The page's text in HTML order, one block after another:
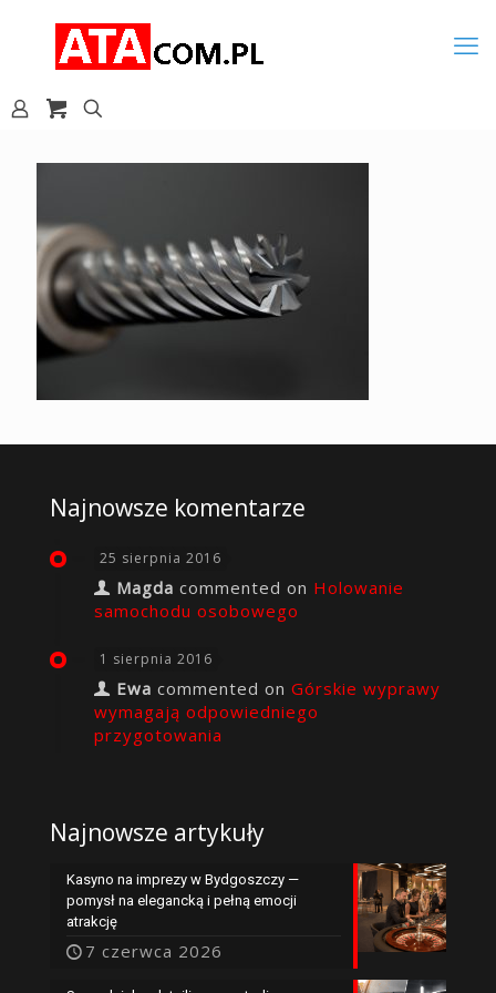
Najnowsze komentarze
25 sierpnia 2016
Magda commented on Holowanie
samochodu osobowego
1 sierpnia 2016
Ewa commented on Górskie wyprawy
wymagają odpowiedniego
przygotowania
Najnowsze artykuły
Kasyno na imprezy w Bydgoszczy —
pomysł na elegancką i pełną emocji
atrakcję
7 czerwca 2026